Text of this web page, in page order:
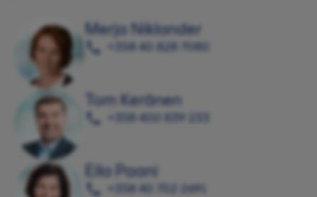
Merja Niklander
+358 40 828 7080
Tom Keränen
+358 400 839 233
Eila Paani
+358 40 702 2691